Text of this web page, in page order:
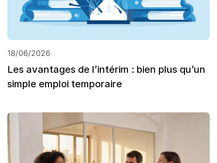
18/06/2026
Les avantages de l’intérim : bien plus qu’un
simple emploi temporaire